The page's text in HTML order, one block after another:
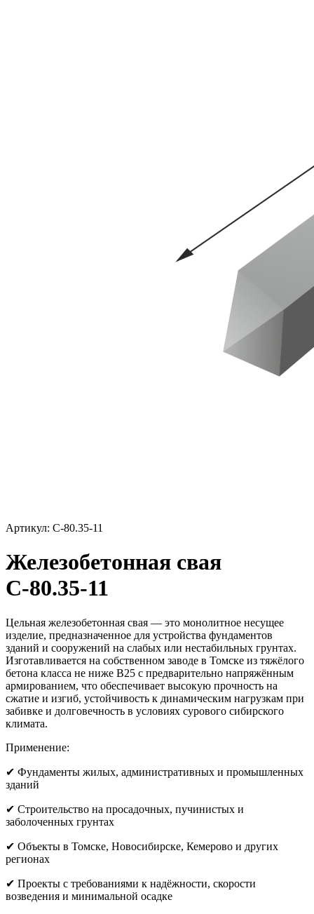
Артикул: С-80.35-11
Железобетонная свая
С-80.35-11
Цельная железобетонная свая — это монолитное несущее
изделие, предназначенное для устройства фундаментов
зданий и сооружений на слабых или нестабильных грунтах.
Изготавливается на собственном заводе в Томске из тяжёлого
бетона класса не ниже B25 с предварительно напряжённым
армированием, что обеспечивает высокую прочность на
сжатие и изгиб, устойчивость к динамическим нагрузкам при
забивке и долговечность в условиях сурового сибирского
климата.
Применение:
✔ Фундаменты жилых, административных и промышленных
зданий
✔ Строительство на просадочных, пучинистых и
заболоченных грунтах
✔ Объекты в Томске, Новосибирске, Кемерово и других
регионах
✔ Проекты с требованиями к надёжности, скорости
возведения и минимальной осадке